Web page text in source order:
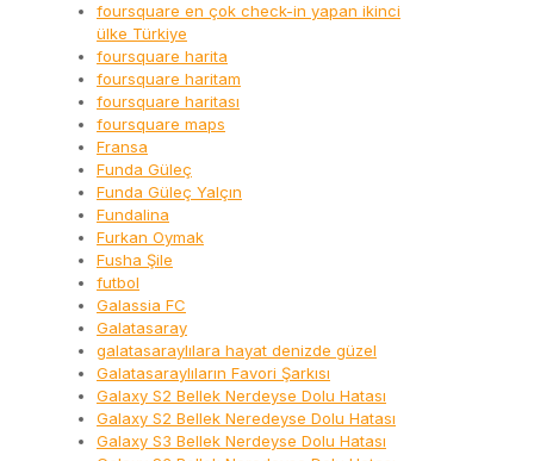
foursquare en çok check-in yapan ikinci
ülke Türkiye
foursquare harita
foursquare haritam
foursquare haritası
foursquare maps
Fransa
Funda Güleç
Funda Güleç Yalçın
Fundalina
Furkan Oymak
Fusha Şile
futbol
Galassia FC
Galatasaray
galatasaraylılara hayat denizde güzel
Galatasaraylıların Favori Şarkısı
Galaxy S2 Bellek Nerdeyse Dolu Hatası
Galaxy S2 Bellek Neredeyse Dolu Hatası
Galaxy S3 Bellek Nerdeyse Dolu Hatası